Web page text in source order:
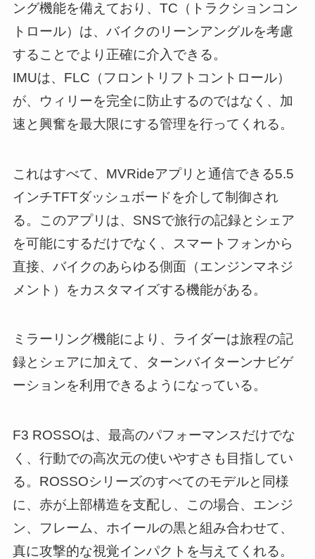
ング機能を備えており、TC（トラクションコン
トロール）は、バイクのリーンアングルを考慮
することでより正確に介入できる。
IMUは、FLC（フロントリフトコントロール）
が、ウィリーを完全に防止するのではなく、加
速と興奮を最大限にする管理を行ってくれる。
これはすべて、MVRideアプリと通信できる5.5
インチTFTダッシュボードを介して制御され
る。このアプリは、SNSで旅行の記録とシェア
を可能にするだけでなく、スマートフォンから
直接、バイクのあらゆる側面（エンジンマネジ
メント）をカスタマイズする機能がある。
ミラーリング機能により、ライダーは旅程の記
録とシェアに加えて、ターンバイターンナビゲ
ーションを利用できるようになっている。
F3 ROSSOは、最高のパフォーマンスだけでな
く、行動での高次元の使いやすさも目指してい
る。ROSSOシリーズのすべてのモデルと同様
に、赤が上部構造を支配し、この場合、エンジ
ン、フレーム、ホイールの黒と組み合わせて、
真に攻撃的な視覚インパクトを与えてくれる。